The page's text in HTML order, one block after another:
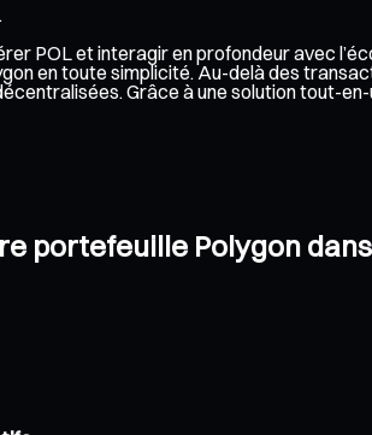
POL et interagir en profondeur avec
en toute simplicité. Au-delà des
Grâce à une solution tout-
portefeuille Polygon